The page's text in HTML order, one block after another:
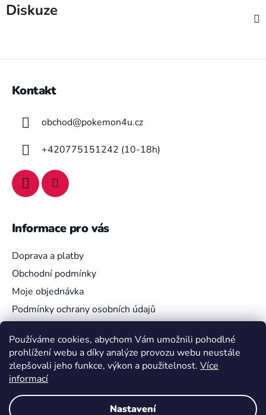
Používáme cookies, abychom Vám umožnili pohodlné
prohlížení webu a díky analýze provozu webu neustále
zlepšovali jeho funkce, výkon a použitelnost. Více
informací
Nastavení
Diskuze
Kontakt
obchod@pokemon4u.cz
+420775151242 (10-18h)
Informace pro vás
Doprava a platby
Obchodní podmínky
Moje objednávka
Podmínky ochrany osobních údajů
Vyhledávání
HLEDAT